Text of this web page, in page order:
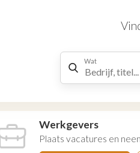
Wat
Werkgevers
Plaats vacatures en